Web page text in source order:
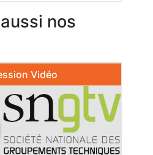
nos
Vidéo